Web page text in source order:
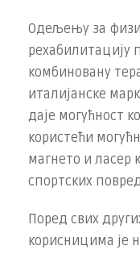
Одељењу за
рехабилитацију
комбиновану
италијанске
даје могућност
користећи
магнето и ласер
спортских
Поред свих
корисницима је